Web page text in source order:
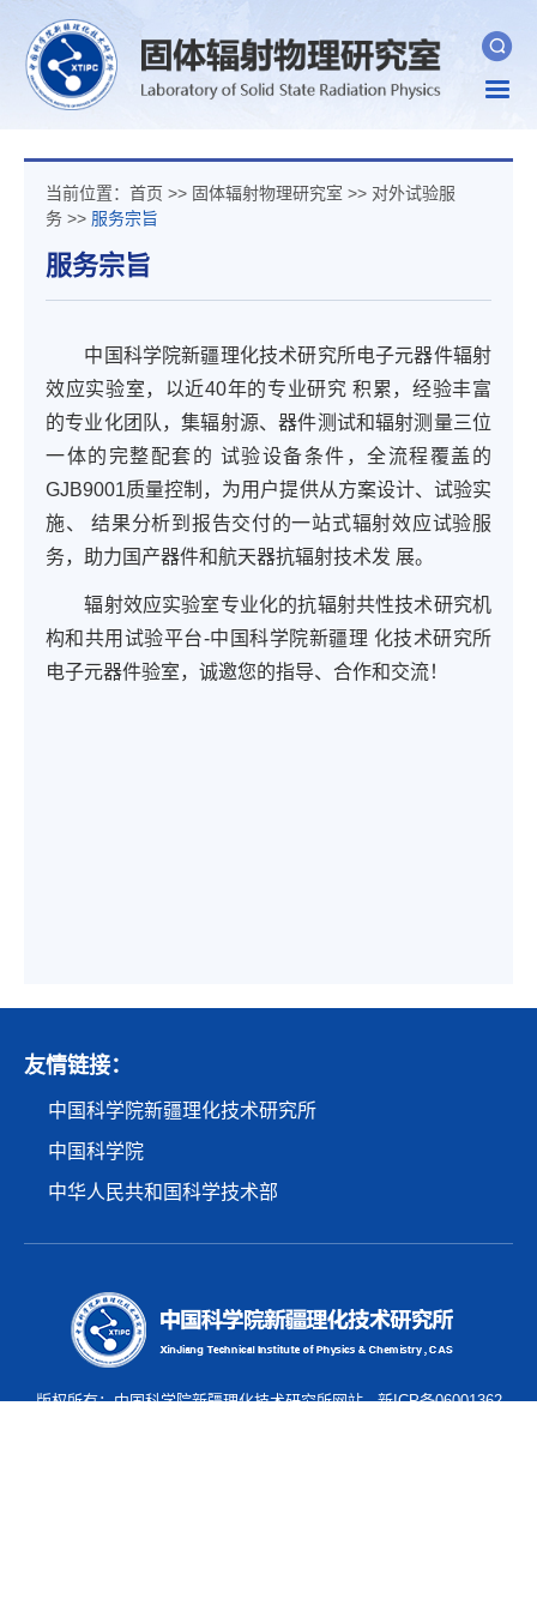
当前位置： 首页 >> 固体辐射物理研究室 >> 对外试验服
务 >> 服务宗旨
服务宗旨
中国科学院新疆理化技术研究所电子元器件辐射
效应实验室，以近40年的专业研究 积累，经验丰富
的专业化团队，集辐射源、器件测试和辐射测量三位
一体的完整配套的 试验设备条件，全流程覆盖的
GJB9001质量控制，为用户提供从方案设计、试验实
施、 结果分析到报告交付的一站式辐射效应试验服
务，助力国产器件和航天器抗辐射技术发 展。
辐射效应实验室专业化的抗辐射共性技术研究机
构和共用试验平台-中国科学院新疆理 化技术研究所
电子元器件验室，诚邀您的指导、合作和交流！
友情链接：
中国科学院新疆理化技术研究所
中国科学院
中华人民共和国科学技术部
版权所有：中国科学院新疆理化技术研究所网站新ICP备06001362